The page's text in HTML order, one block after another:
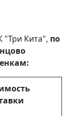
"Три Кита", по